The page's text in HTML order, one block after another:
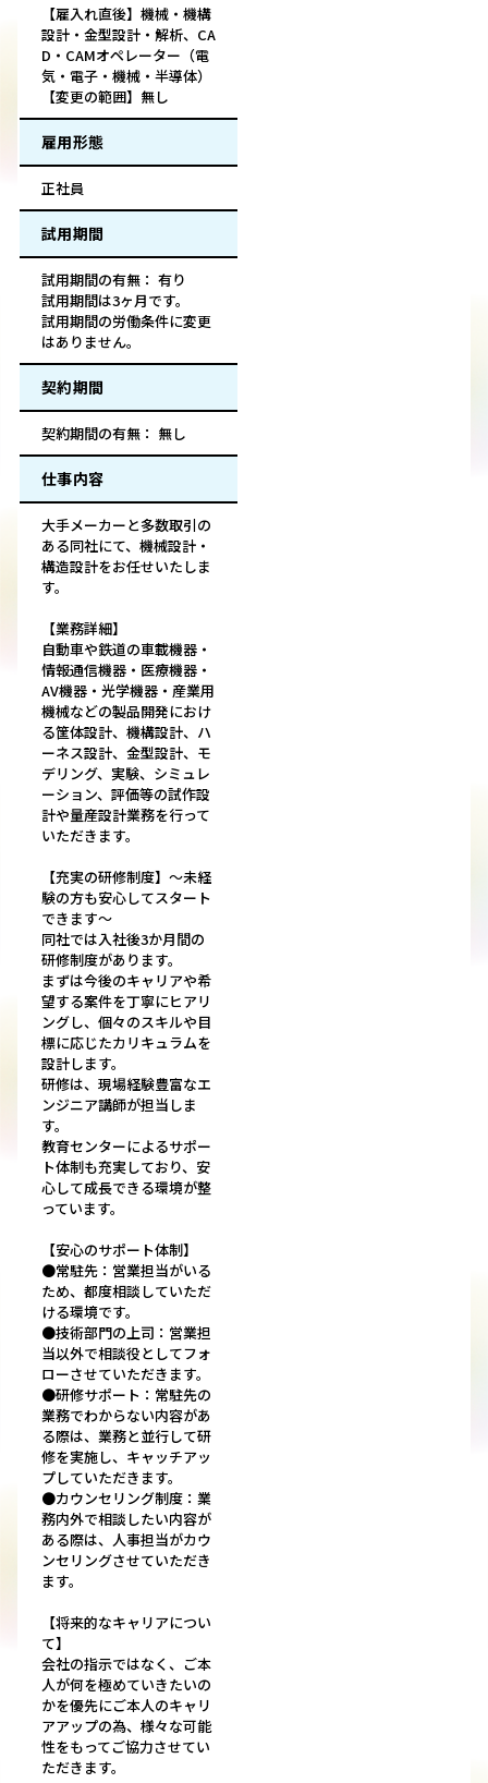
【雇入れ直後】機械・機構
設計・金型設計・解析、CA
D・CAMオペレーター（電
気・電子・機械・半導体）
【変更の範囲】無し
雇用形態
正社員
試用期間
試用期間の有無： 有り
試用期間は3ヶ月です。
試用期間の労働条件に変更
はありません。
契約期間
契約期間の有無： 無し
仕事内容
大手メーカーと多数取引の
ある同社にて、機械設計・
構造設計をお任せいたしま
す。
【業務詳細】
自動車や鉄道の車載機器・
情報通信機器・医療機器・
AV機器・光学機器・産業用
機械などの製品開発におけ
る筐体設計、機構設計、ハ
ーネス設計、金型設計、モ
デリング、実験、シミュレ
ーション、評価等の試作設
計や量産設計業務を行って
いただきます。
【充実の研修制度】～未経
験の方も安心してスタート
できます～
同社では入社後3か月間の
研修制度があります。
まずは今後のキャリアや希
望する案件を丁寧にヒアリ
ングし、個々のスキルや目
標に応じたカリキュラムを
設計します。
研修は、現場経験豊富なエ
ンジニア講師が担当しま
す。
教育センターによるサポー
ト体制も充実しており、安
心して成長できる環境が整
っています。
【安心のサポート体制】
●常駐先：営業担当がいる
ため、都度相談していただ
ける環境です。
●技術部門の上司：営業担
当以外で相談役としてフォ
ローさせていただきます。
●研修サポート：常駐先の
業務でわからない内容があ
る際は、業務と並行して研
修を実施し、キャッチアッ
プしていただきます。
●カウンセリング制度：業
務内外で相談したい内容が
ある際は、人事担当がカウ
ンセリングさせていただき
ます。
【将来的なキャリアについ
て】
会社の指示ではなく、ご本
人が何を極めていきたいの
かを優先にご本人のキャリ
アアップの為、様々な可能
性をもってご協力させてい
ただきます。